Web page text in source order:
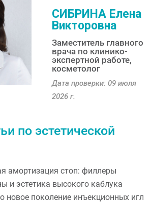
СИБРИНА Елена
Викторовна
Заместитель главного
врача по клинико-
экспертной работе,
косметолог
Дата проверки: 09 июля
2026 г.
по эстетической
амортизация стоп: филлеры
и эстетика высокого каблука
новое поколение инъекционных игл